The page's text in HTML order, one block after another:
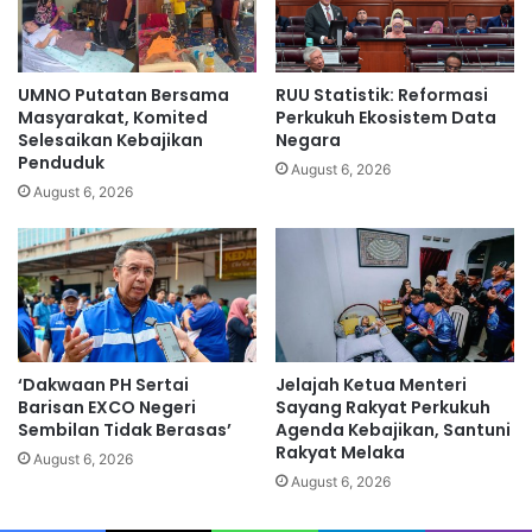
ka
b
d
i
k
e
b
u
i
d
i
L
o
n
d
o
n
UMNO Putatan Bersama
Masyarakat, Komited
Selesaikan Kebajikan
Penduduk
August 6, 2026
RUU Statistik: Reformasi
Perkukuh Ekosistem Data
Negara
August 6, 2026
‘Dakwaan PH Sertai
Barisan EXCO Negeri
Sembilan Tidak Berasas’
August 6, 2026
Jelajah Ketua Menteri
Sayang Rakyat Perkukuh
Agenda Kebajikan, Santuni
Rakyat Melaka
August 6, 2026